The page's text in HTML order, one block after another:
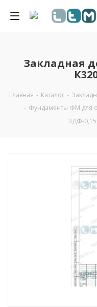
Закладная
Главная - Каталог -
- Фундаменты ФМ для
ЗДФ-